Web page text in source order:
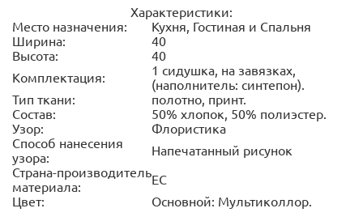
Характеристики:
Место назначения:
Кухня, Гостиная и Спальня
Ширина:
40
Высота:
40
Комплектация:
1 сидушка, на завязках,
(наполнитель: синтепон).
Тип ткани:
полотно, принт.
Состав:
50% хлопок, 50% полиэстер.
Узор:
Флористика
Способ нанесения
узора:
Напечатанный рисунок
Страна-производитель
материала:
ЕС
Цвет:
Основной: Мультиколлор.